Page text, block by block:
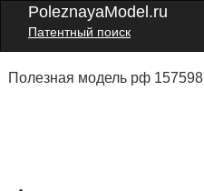
PoleznayaModel.ru
Патентный поиск
Полезная модель рф 157598